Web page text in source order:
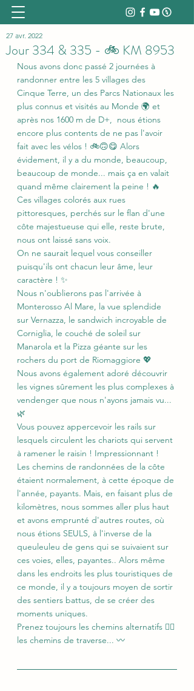
Jour 334 & 335 - 🚲 KM 8953
27 avr. 2022
Nous avons donc passé 2 journées à
randonner entre les 5 villages des
Cinque Terre, un des Parcs Nationaux les
plus connus et visités au Monde 🌍 et
après nos 1600 m de D+,  nous étions
encore plus contents de ne pas l'avoir
fait avec les vélos ! 🚲🙃😋 Alors
évidement, il y a du monde, beaucoup,
beaucoup de monde... mais ça en valait
quand même clairement la peine ! 🔥
Ces villages colorés aux rues
pittoresques, perchés sur le flan d'une
côte majestueuse qui elle, reste brute,
nous ont laissé sans voix.
On ne saurait lequel vous conseiller
puisqu'ils ont chacun leur âme, leur
caractère ! ✨
Nous n'oublierons pas l'arrivée à
Monterosso Al Mare, la vue splendide
sur Vernazza, le sandwich incroyable de
Corniglia, le couché de soleil sur
Manarola et la Pizza géante sur les
rochers du port de Riomaggiore 💖
Nous avons également adoré découvrir
les vignes sûrement les plus complexes à
vendenger que nous n'ayons jamais vu...
🌿
Vous pouvez appercevoir les rails sur
lesquels circulent les chariots qui servent
à ramener le raisin ! Impressionnant !
Les chemins de randonnées de la côte
étaient normalement, à cette époque de
l'année, payants. Mais, en faisant plus de
kilomètres, nous sommes aller plus haut
et avons emprunté d'autres routes, où
nous étions SEULS, à l'inverse de la
queuleuleu de gens qui se suivaient sur
ces voies, elles, payantes.. Alors même
dans les endroits les plus touristiques de
ce monde, il y a toujours moyen de sortir
des sentiers battus, de se créer des
moments uniques.
Prenez toujours les chemins alternatifs ✊🏼
les chemins de traverse... 〰️